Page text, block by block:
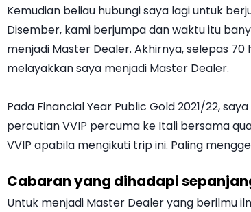
Kemudian beliau hubungi saya lagi untuk
Disember, kami berjumpa dan waktu itu
menjadi Master Dealer. Akhirnya, selepas
melayakkan saya menjadi Master Dealer.
Pada Financial Year Public Gold 2021/22,
percutian VVIP percuma ke Itali bersama
VVIP apabila mengikuti trip ini. Paling
Cabaran yang dihadapi
Untuk menjadi Master Dealer yang berilmu